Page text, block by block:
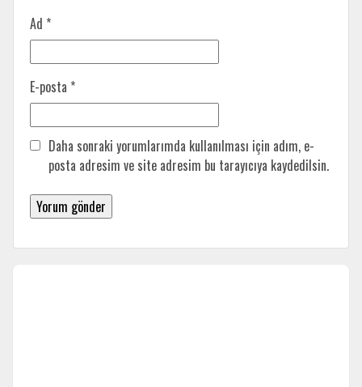
Ad *
E-posta *
Daha sonraki yorumlarımda kullanılması için adım, e-
posta adresim ve site adresim bu tarayıcıya kaydedilsin.